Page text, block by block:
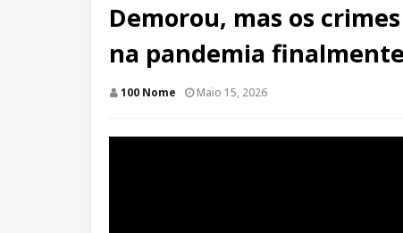
Demorou, mas os
na pandemia
100 Nome Maio 15, 2026